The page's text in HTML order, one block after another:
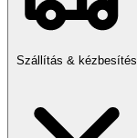
Szállítás & kézbesítés